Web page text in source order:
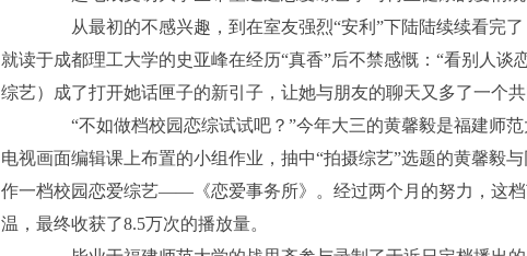
从最初的不感兴趣，到在室友强烈“安利”下陆陆续续看完了
就读于成都理工大学的史亚峰在经历“真香”后不禁感慨：“看别人谈
综艺）成了打开她话匣子的新引子，让她与朋友的聊天又多了一个共
“不如做档校园恋综试试吧？”今年大三的黄馨毅是福建师范
电视画面编辑课上布置的小组作业，抽中“拍摄综艺”选题的黄馨毅
作一档校园恋爱综艺——《恋爱事务所》。经过两个月的努力，这
温，最终收获了8.5万次的播放量。